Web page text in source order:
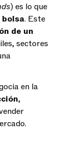
) es lo que
. Este
de un
sectores
en la
,